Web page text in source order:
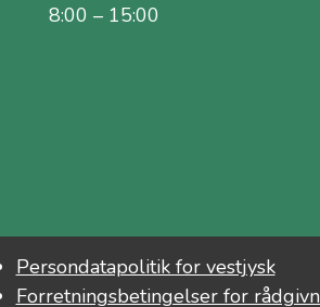
8:00 – 15:00
Persondatapolitik for vestjysk
Forretningsbetingelser for